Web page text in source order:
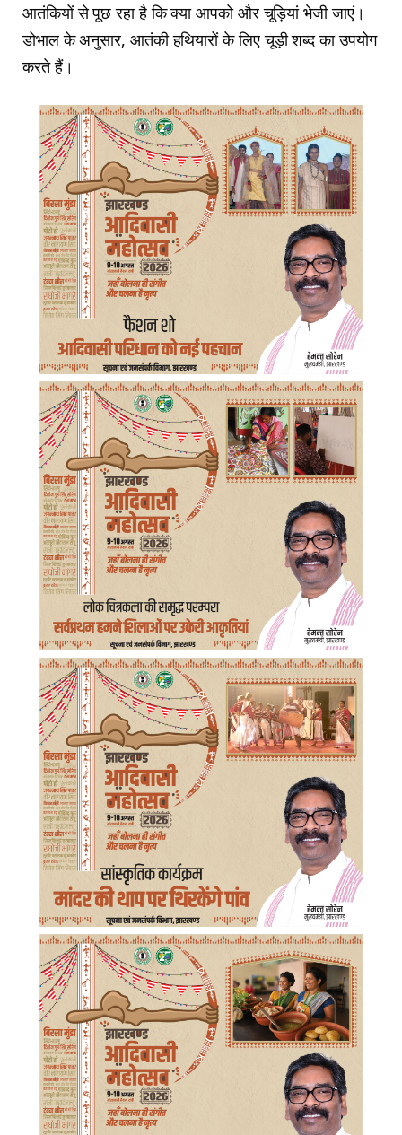
आतंकियों से पूछ रहा है कि क्या आपको और चूड़ियां भेजी जाएं।
डोभाल के अनुसार, आतंकी हथियारों के लिए चूड़ी शब्द का उपयोग
करते हैं।